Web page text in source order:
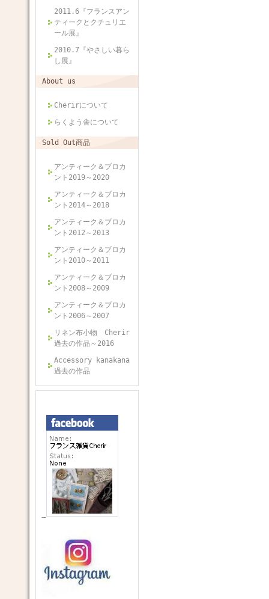
2011.6『フランスアン
ティークとクチュリエ
ール展』
2010.7『やさしい暮ら
し展』
About us
Cherirについて
らくよう舎について
Sold Out商品
アンティーク＆ブロカ
ント2019～2020
アンティーク＆ブロカ
ント2014～2018
アンティーク＆ブロカ
ント2012～2013
アンティーク＆ブロカ
ント2010～2011
アンティーク＆ブロカ
ント2008～2009
アンティーク＆ブロカ
ント2006～2007
リネン布小物 Cherir
過去の作品～2016
Accessory kanakana
過去の作品